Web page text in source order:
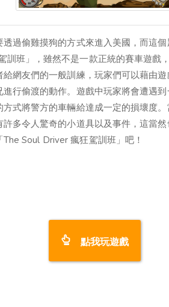
過偷雞摸狗的方式來進入美國，而這
班」，雖然不是一款正統的賽車遊戲
網友們的一般訓練，玩家們可以藉由
行偷渡的動作。遊戲中玩家將會遭遇
式將警方的車輛給達成一定的損壞度
多令人驚奇的小道具以及事件，這當
Soul Driver 瘋狂駕訓班」吧！
點我玩遊戲